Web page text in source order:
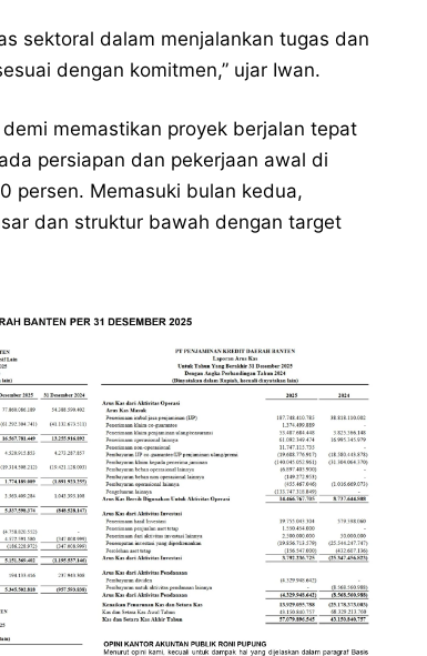
sektoral dalam menjalankan tugas dan
dengan komitmen,” ujar Iwan.
memastikan proyek berjalan tepat
persiapan dan pekerjaan awal di
persen. Memasuki bulan kedua,
dan struktur bawah dengan target